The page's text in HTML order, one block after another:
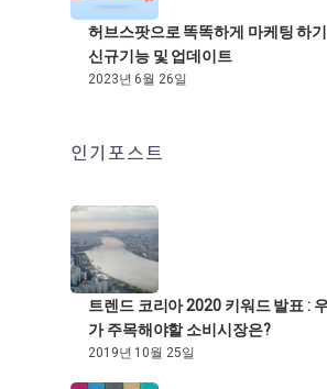
허브스팟으로 똑똑하게 마케팅 하
신규기능 및 업데이트
2023년 6월 26일
인기포스트
트렌드 코리아 2020 키워드 발표 :
가 주목해야할 소비시장은?
2019년 10월 25일